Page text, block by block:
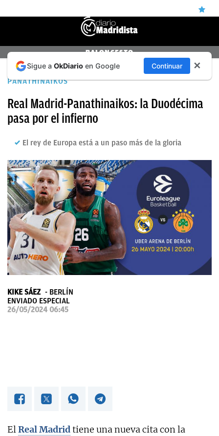
ÚLTIMAS
NOTICIAS
REAL
MADRID
BALONCESTO
CANTERA
FICHAJES
DIRECTO
FEMENINO
PAPARAZZI
OKDIARIO
BALONCESTO
FINAL FOUR DE LA EUROLIGA: REAL MADRID-
PANATHINAIKOS
Real Madrid-Panathinaikos: la Duodécima
pasa por el infierno
El rey de Europa está a un paso más de la gloria
KIKE SÁEZ
BERLÍN
ENVIADO ESPECIAL
26/05/2024 06:45
ElReal Madridtiene una nueva cita con la
Sigue a OkDiario en Google Continuar ✕